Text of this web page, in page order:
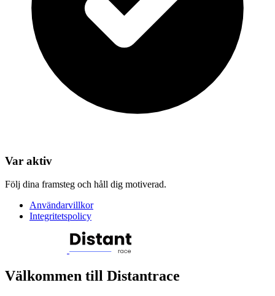
Var aktiv
Följ dina framsteg och håll dig motiverad.
Användarvillkor
Integritetspolicy
Välkommen till Distantrace